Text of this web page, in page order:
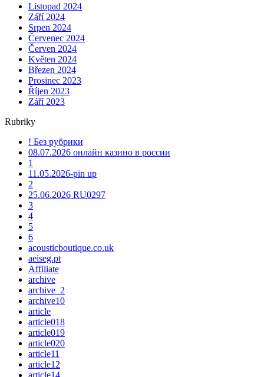
Listopad 2024
Září 2024
Srpen 2024
Červenec 2024
Červen 2024
Květen 2024
Březen 2024
Prosinec 2023
Říjen 2023
Září 2023
Rubriky
! Без рубрики
08.07.2026 онлайн казино в россии
1
11.05.2026-pin up
2
25.06.2026 RU0297
3
4
5
6
acousticboutique.co.uk
aeiseg.pt
Affiliate
archive
archive_2
archive10
article
article018
article019
article020
article11
article12
article14